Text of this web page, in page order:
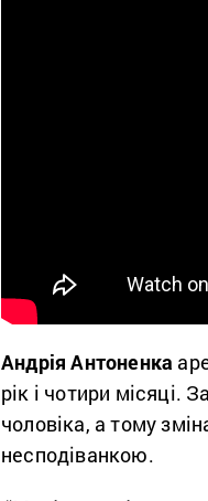
Андрія Антоненка
рік і чотири місяці.
чоловіка, а тому
несподіванкою.